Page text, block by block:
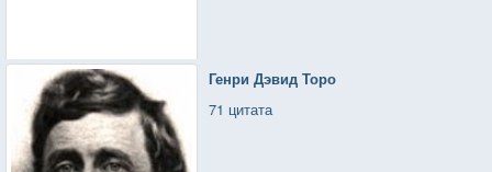
Генри Дэвид Торо
71 цитата